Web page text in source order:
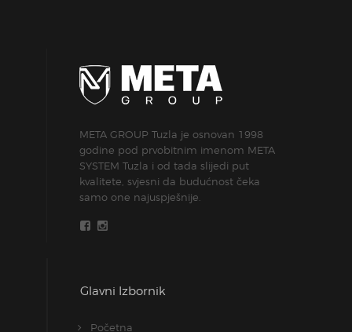
META GROUP Tuzla je osnovan 1998
godine pod prvobitnim imenom META
SYSTEM Tuzla i od tada slijedi put
kvalitete, svjesni da budućnost čeka
samo one najuspješnije.
Glavni Izbornik
Početna